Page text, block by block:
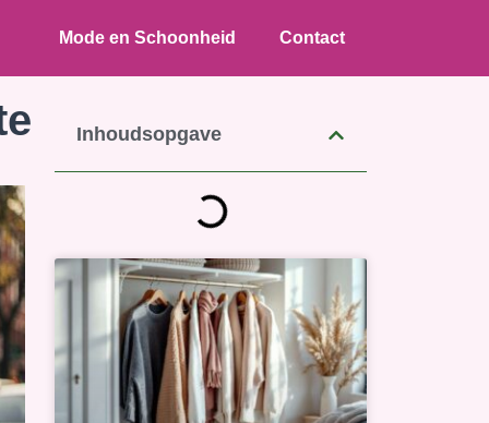
Mode en Schoonheid Contact
Inhoudsopgave